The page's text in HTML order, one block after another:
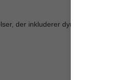
der inkluderer dyr, ved